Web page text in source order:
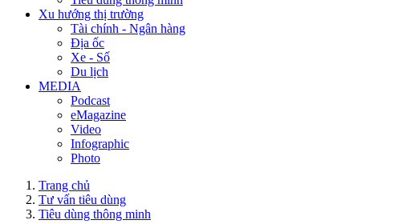
Xu hướng thị trường
Tài chính - Ngân hàng
Địa ốc
Xe - Số
Du lịch
MEDIA
Podcast
eMagazine
Video
Infographic
Photo
Trang chủ
Tư vấn tiêu dùng
Tiêu dùng thông minh